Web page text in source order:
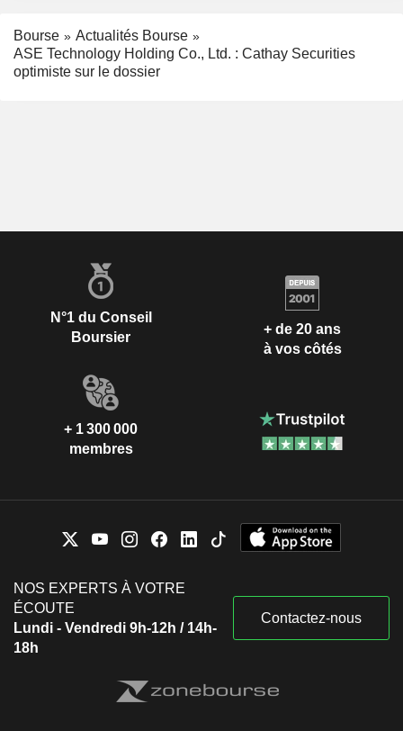
Bourse
Actualités Bourse
ASE Technology Holding Co., Ltd. : Cathay Securities
optimiste sur le dossier
N°1 du Conseil
Boursier
+ de 20 ans
à vos côtés
+ 1 300 000
membres
NOS EXPERTS À VOTRE
ÉCOUTE
Lundi - Vendredi 9h-12h / 14h-
18h
Contactez-nous